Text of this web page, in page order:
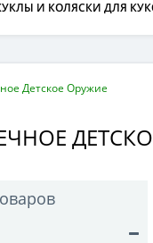
И КОЛЯСКИ ДЛЯ
Детское Оружие